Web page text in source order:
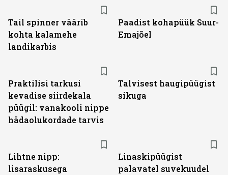
Tail spinner väärib
kohta kalamehe
landikarbis
Paadist kohapüük Suur-
Emajõel
Praktilisi tarkusi
kevadise siirdekala
püügil: vanakooli nippe
hädaolukordade tarvis
Talvisest haugipüügist
sikuga
Lihtne nipp:
lisaraskusega
Linaskipüügist
palavatel suvekuudel